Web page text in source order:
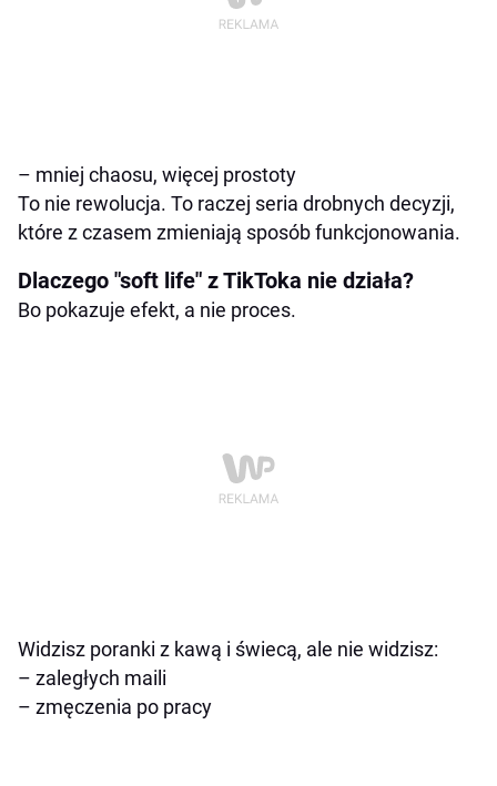
– mniej chaosu, więcej prostoty
To nie rewolucja. To raczej seria drobnych decyzji,
które z czasem zmieniają sposób funkcjonowania.
Dlaczego "soft life" z TikToka nie działa?
Bo pokazuje efekt, a nie proces.
Widzisz poranki z kawą i świecą, ale nie widzisz:
– zaległych maili
– zmęczenia po pracy